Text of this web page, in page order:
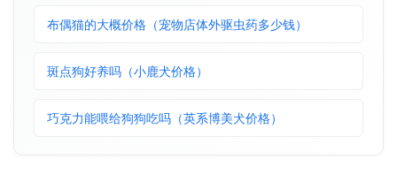
布偶猫的大概价格（宠物店体外驱虫药多少钱）
斑点狗好养吗（小鹿犬价格）
巧克力能喂给狗狗吃吗（英系博美犬价格）